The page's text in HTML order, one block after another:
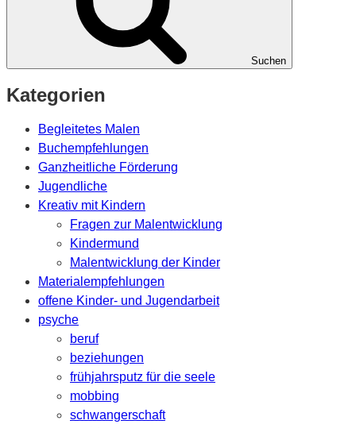
Suchen
Kategorien
Begleitetes Malen
Buchempfehlungen
Ganzheitliche Förderung
Jugendliche
Kreativ mit Kindern
Fragen zur Malentwicklung
Kindermund
Malentwicklung der Kinder
Materialempfehlungen
offene Kinder- und Jugendarbeit
psyche
beruf
beziehungen
frühjahrsputz für die seele
mobbing
schwangerschaft